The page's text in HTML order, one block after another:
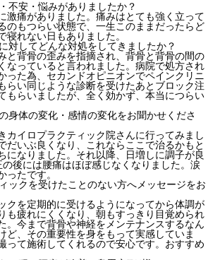
不安・悩みがありましたか？
激痛がありました。痛みはとても強く立って
のもつらい状態で、一生このままだったらど
寝れない日もありました。
対してどんな対処をしてきましたか？
と背骨の歪みを指摘され、背骨と背骨の間の
なっていると言われました。病院で処方され
った為、セカンドオピニオンでペインクリニ
らい同じような診断を受けたあとブロック注
もらいましたが、全く効かず、本当につらい
身体の変化・感情の変化をお聞かせくださ
カイロプラクティック院さんに行ってみまし
だいぶ良くなり、これならここで治るかもと
になりました。それ以降、日増しに調子が良
の後には腰痛はほぼ感じなくなりました。涙
ったです。
ックを受けたことのない方へメッセージをお
クを定期的に受けるようになってから体調が
も疲れにくくなり、朝もすっきり目覚められ
。今まで背骨や神経をメンテナンスするなん
ど、その重要性を身をもって実感していま
って施術してくれるので安心です。おすすめ